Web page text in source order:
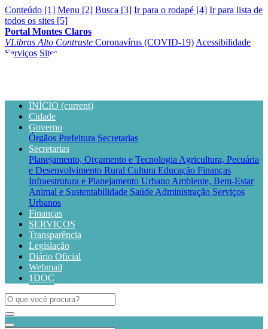
Conteúdo [1] Menu [2] Busca [3] Ir para o rodapé [4] Ir para lista de
todos os sites [5]
Portal Montes Claros
VLibras Alto Contraste Coronavírus (COVID-19) Acessibilidade
Serviços Sites
INÍCIO (current)
Cidade
Governo
Órgãos Prefeitura Secretarias
Secretarias
Planejamento, Orçamento e Tecnologia Agricultura, Pecuária
e Desenvolvimento Rural Cultura Educação Finanças
Infraestrutura e Planejamento Urbano Ambiente, Bem-Estar
Animal e Sustentabilidade Saúde Administração Serviços
Urbanos
Finanças
SERVIÇOS
Transparência
Legislação
Diário Oficial
Webmail
1DOC